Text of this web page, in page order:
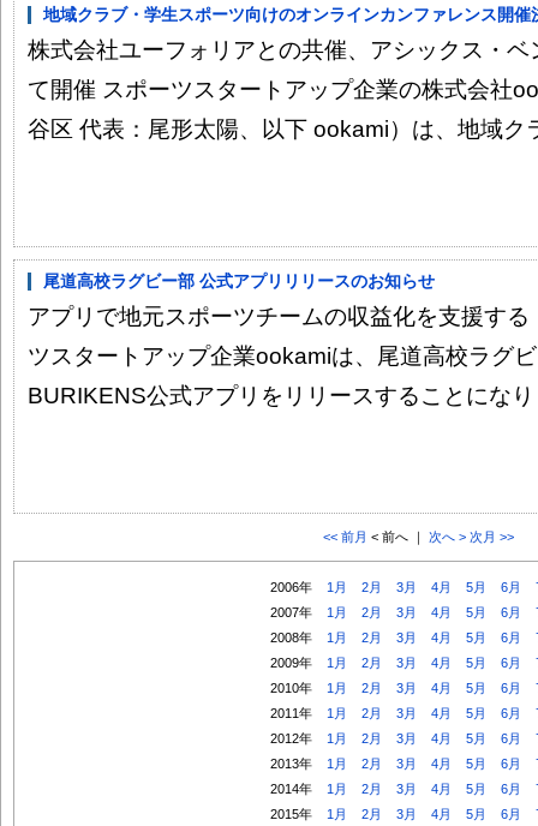
地域クラブ・学生スポーツ向けのオンラインカンファレンス開催
株式会社ユーフォリアとの共催、アシックス・
て開催 スポーツスタートアップ企業の株式会社
谷区 代表：尾形太陽、以下 ookami）は、地域ク
尾道高校ラグビー部 公式アプリリリースのお知らせ
アプリで地元スポーツチームの収益化を支援す
ツスタートアップ企業ookamiは、尾道高校ラグ
BURIKENS公式アプリをリリースすることにな
<< 前月 < 前へ ｜ 次へ > 次月 >>
2006年 1月 2月 3月 4月 5月 6月
2007年
1月 2月 3月 4月 5月 6月
2008年
1月 2月 3月 4月 5月 6月
2009年
1月 2月 3月 4月 5月 6月
2010年
1月 2月 3月 4月 5月 6月
2011年
1月 2月 3月 4月 5月 6月
2012年
1月 2月 3月 4月 5月 6月
2013年
1月 2月 3月 4月 5月 6月
2014年
1月 2月 3月 4月 5月 6月
2015年
1月 2月 3月 4月 5月 6月